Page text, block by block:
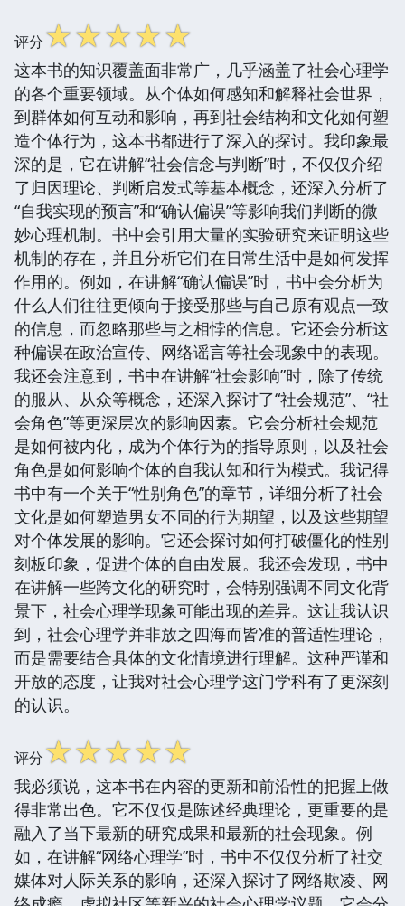
评分☆☆☆☆☆
这本书的知识覆盖面非常广，几乎涵盖了社会心理学
的各个重要领域。从个体如何感知和解释社会世界，
到群体如何互动和影响，再到社会结构和文化如何塑
造个体行为，这本书都进行了深入的探讨。我印象最
深的是，它在讲解“社会信念与判断”时，不仅仅介绍
了归因理论、判断启发式等基本概念，还深入分析了
“自我实现的预言”和“确认偏误”等影响我们判断的微
妙心理机制。书中会引用大量的实验研究来证明这些
机制的存在，并且分析它们在日常生活中是如何发挥
作用的。例如，在讲解“确认偏误”时，书中会分析为
什么人们往往更倾向于接受那些与自己原有观点一致
的信息，而忽略那些与之相悖的信息。它还会分析这
种偏误在政治宣传、网络谣言等社会现象中的表现。
我还会注意到，书中在讲解“社会影响”时，除了传统
的服从、从众等概念，还深入探讨了“社会规范”、“社
会角色”等更深层次的影响因素。它会分析社会规范
是如何被内化，成为个体行为的指导原则，以及社会
角色是如何影响个体的自我认知和行为模式。我记得
书中有一个关于“性别角色”的章节，详细分析了社会
文化是如何塑造男女不同的行为期望，以及这些期望
对个体发展的影响。它还会探讨如何打破僵化的性别
刻板印象，促进个体的自由发展。我还会发现，书中
在讲解一些跨文化的研究时，会特别强调不同文化背
景下，社会心理学现象可能出现的差异。这让我认识
到，社会心理学并非放之四海而皆准的普适性理论，
而是需要结合具体的文化情境进行理解。这种严谨和
开放的态度，让我对社会心理学这门学科有了更深刻
的认识。
评分☆☆☆☆☆
我必须说，这本书在内容的更新和前沿性的把握上做
得非常出色。它不仅仅是陈述经典理论，更重要的是
融入了当下最新的研究成果和最新的社会现象。例
如，在讲解“网络心理学”时，书中不仅仅分析了社交
媒体对人际关系的影响，还深入探讨了网络欺凌、网